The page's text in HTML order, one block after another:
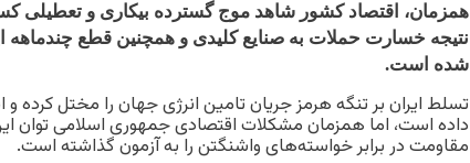
همزمان، اقتصاد کشور شاهد موج گسترده بیکاری و تعطیلی
نتیجه خسارت حملات به صنایع کلیدی و همچنین قطع چندماهه
شده است.
تسلط ایران بر تنگه هرمز جریان تامین انرژی جهان را مختل کرده
داده است، اما همزمان مشکلات اقتصادی جمهوری اسلامی توان
مقاومت در برابر خواسته‌های واشنگتن را به آزمون گذاشته است.